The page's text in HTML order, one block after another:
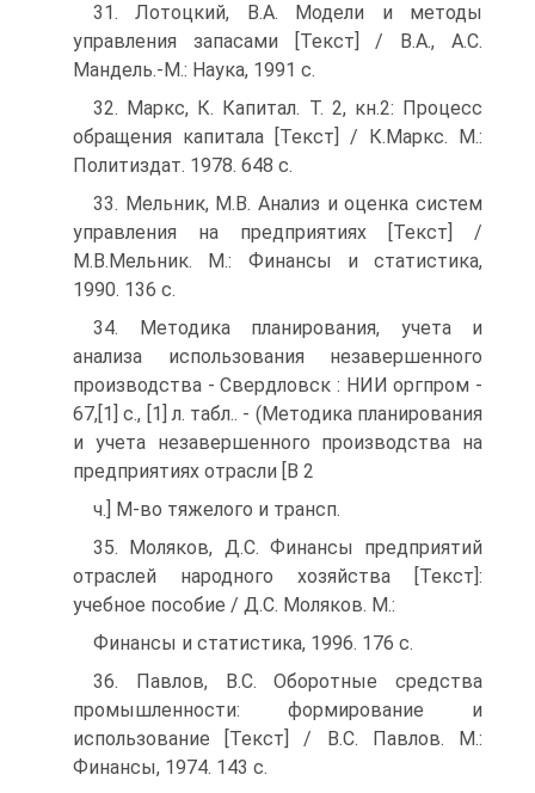
31. Лотоцкий, В.А. Модели и методы
управления запасами [Текст] / В.А., А.С.
Мандель.-М.: Наука, 1991 с.
32. Маркс, К. Капитал. Т. 2, кн.2: Процесс
обращения капитала [Текст] / К.Маркс. М.:
Политиздат. 1978. 648 с.
33. Мельник, М.В. Анализ и оценка систем
управления на предприятиях [Текст] /
М.В.Мельник. М.: Финансы и статистика,
1990. 136 с.
34. Методика планирования, учета и
анализа использования незавершенного
производства - Свердловск : НИИ оргпром -
67,[1] с., [1] л. табл.. - (Методика планирования
и учета незавершенного производства на
предприятиях отрасли [В 2
ч.] М-во тяжелого и трансп.
35. Моляков, Д.С. Финансы предприятий
отраслей народного хозяйства [Текст]:
учебное пособие / Д.С. Моляков. М.:
Финансы и статистика, 1996. 176 с.
36. Павлов, В.С. Оборотные средства
промышленности: формирование и
использование [Текст] / В.С. Павлов. М.:
Финансы, 1974. 143 с.